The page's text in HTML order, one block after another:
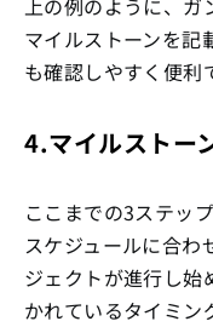
上の例のように、ガ
マイルストーンを記
も確認しやすく便利
4.マイルストー
ここまでの3ステッ
スケジュールに合わ
ジェクトが進行し始
かれているタイミン